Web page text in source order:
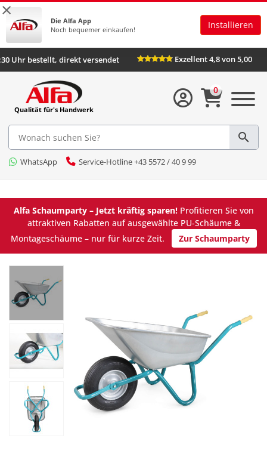
×
Die Alfa App
Noch bequemer einkaufen!
Installieren
Uhr bestellt, direkt versendet Exzellent 4,8 von 5,00
Qualität für's Handwerk
WhatsApp Service-Hotline +43 5572 / 40 9 99
0
Alfa Schaumparty – Jetzt kräftig sparen!Profitieren Sie von
attraktiven Rabatten auf ausgewählte PU-Schäume &
Montageschäume – nur für kurze Zeit.
Zur Schaumparty